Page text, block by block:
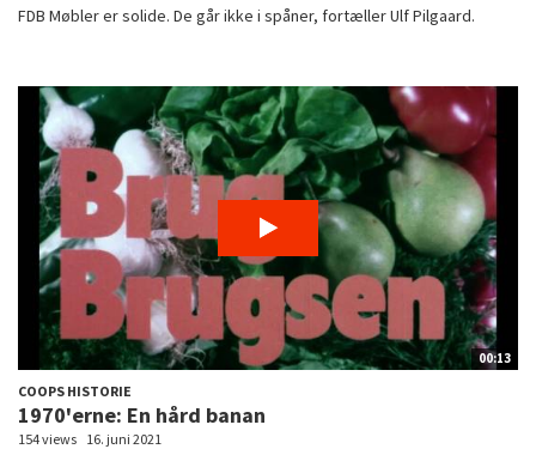
FDB Møbler er solide. De går ikke i spåner, fortæller Ulf Pilgaard.
00:13
COOPS HISTORIE
1970'erne: En hård banan
154 views 16. juni 2021